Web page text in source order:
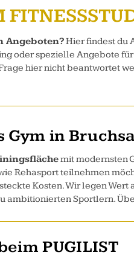
Angeboten?Hier findest du
oder spezielle Angebote
hier nicht beantwortet
Gym in
mit modernsten
Rehasport teilnehmen
Kosten. Wir legen
Sportlern.
PUGILIST